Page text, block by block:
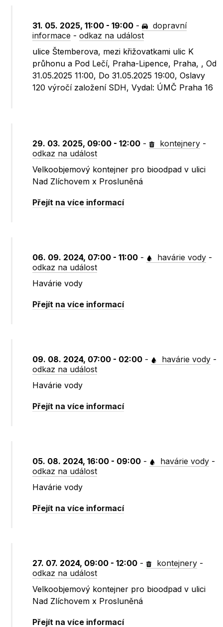
31. 05. 2025, 11:00 - 19:00 -
dopravní
informace -odkaz na událost
ulice Štemberova, mezi křižovatkami ulic K
průhonu a Pod Lečí, Praha-Lipence, Praha, , Od
31.05.2025 11:00, Do 31.05.2025 19:00, Oslavy
120 výročí založení SDH, Vydal: ÚMČ Praha 16
29. 03. 2025, 09:00 - 12:00 - kontejnery -
odkaz na událost
Velkoobjemový kontejner pro bioodpad v ulici
Nad Zlíchovem x Prosluněná
Přejít na více informací
06. 09. 2024, 07:00 - 11:00 - havárie vody -
odkaz na událost
Havárie vody
Přejít na více informací
09. 08. 2024, 07:00 - 02:00 - havárie vody -
odkaz na událost
Havárie vody
Přejít na více informací
05. 08. 2024, 16:00 - 09:00 - havárie vody -
odkaz na událost
Havárie vody
Přejít na více informací
27. 07. 2024, 09:00 - 12:00 - kontejnery -
odkaz na událost
Velkoobjemový kontejner pro bioodpad v ulici
Nad Zlíchovem x Prosluněná
Přejít na více informací